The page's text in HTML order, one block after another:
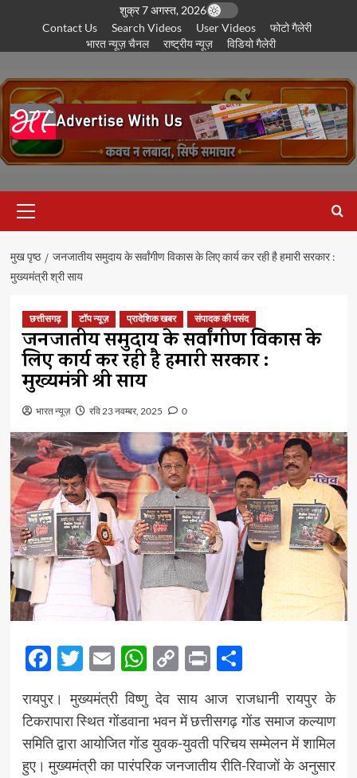
पर
शुक्र 7 अगस्त, 2026
Contact Us
Search Videos User Videos
फोटो गैलेरी
भारत न्यूज़ चैनल
राष्ट्रीय न्यूज़ विडियो गैलेरी
सूची
मुख पृष्ठ
जनजातीय समुदाय के सर्वांगीण विकास के लिए कार्य कर रही है हमारी सरकार :
मुख्यमंत्री श्री साय
छत्तीसगढ़ टॉप न्यूज़ प्रादेशिक खबर संपादक की पसंद
जनजातीय समुदाय के सर्वांगीण विकास के
लिए कार्य कर रही है हमारी सरकार :
मुख्यमंत्री श्री साय
भारत न्यूज़ रवि 23 नवम्बर, 2025 0
Facebook
Twitter
EmailWhatsApp
Copy
PrintShare
रायपुर। मुख्यमंत्री विष्णु देव साय आज राजधानी रायपुर के
टिकरापारा स्थित गोंडवाना भवन में छत्तीसगढ़ गोंड समाज कल्याण
समिति द्वारा आयोजित गोंड युवक-युवती परिचय सम्मेलन में शामिल
हुए। मुख्यमंत्री का पारंपरिक जनजातीय रीति-रिवाजों के अनुसार